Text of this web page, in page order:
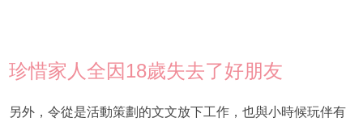
珍惜家人全因18歲失去了好朋友
另外，令從是活動策劃的文文放下工作，也與小時候玩伴有